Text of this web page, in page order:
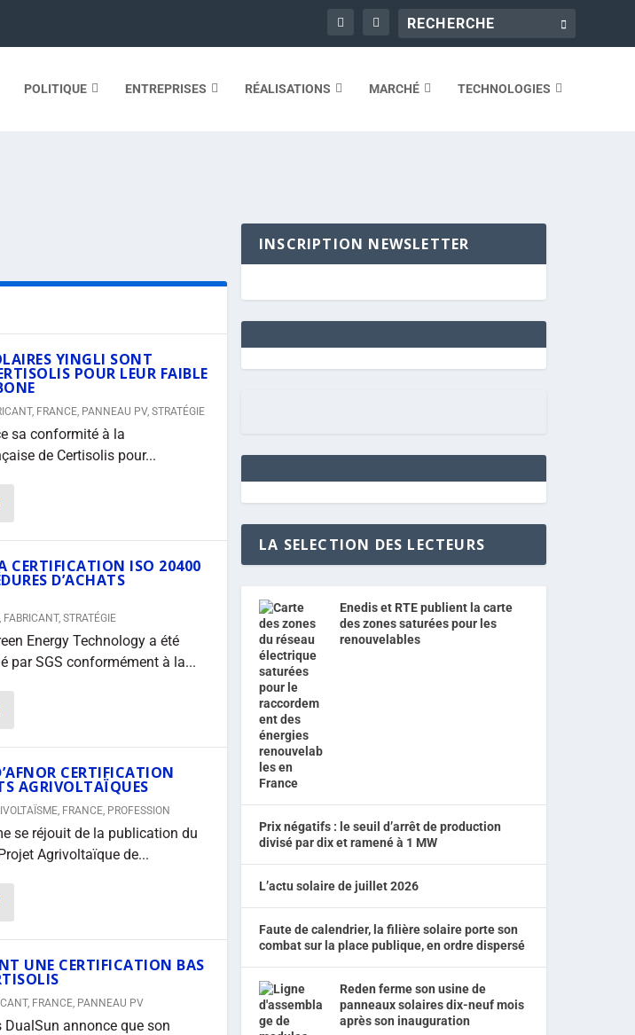
POLITIQUE ENTREPRISES RÉALISATIONS MARCHÉ TECHNOLOGIES
YINGLI SONT
POUR LEUR FAIBLE
, FRANCE, PANNEAU PV, STRATÉGIE
sa conformité à la
de Certisolis pour...
CERTIFICATION ISO 20400
D’ACHATS
, FABRICANT, STRATÉGIE
Energy Technology a été
par SGS conformément à la...
CERTIFICATION
AGRIVOLTAÏQUES
, FRANCE, PROFESSION
se réjouit de la publication du
Agrivoltaïque de...
UNE CERTIFICATION BAS
, FRANCE, PANNEAU PV
DualSun annonce que son
INSCRIPTION NEWSLETTER
LA SELECTION DES LECTEURS
Enedis et RTE publient la carte
des zones saturées pour les
renouvelables
Prix négatifs : le seuil d’arrêt de production
divisé par dix et ramené à 1 MW
L’actu solaire de juillet 2026
Faute de calendrier, la filière solaire porte son
combat sur la place publique, en ordre dispersé
Reden ferme son usine de
panneaux solaires dix-neuf mois
après son inauguration